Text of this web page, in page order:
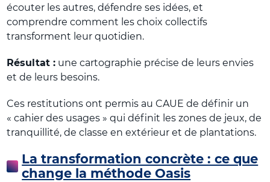
écouter les autres, défendre ses idées, et
comprendre comment les choix collectifs
transforment leur quotidien.
Résultat : une cartographie précise de leurs envies
et de leurs besoins.
Ces restitutions ont permis au CAUE de définir un
« cahier des usages » qui définit les zones de jeux, de
tranquillité, de classe en extérieur et de plantations.
La transformation concrète : ce que
change la méthode Oasis